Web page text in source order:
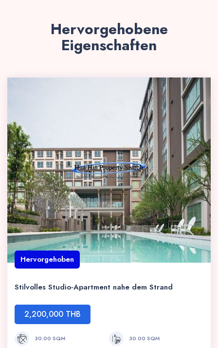
Hervorgehobene
Eigenschaften
Hervorgehoben
Stilvolles Studio-Apartment nahe dem Strand
2,200,000 THB
30.00 SQM 30.00 SQM